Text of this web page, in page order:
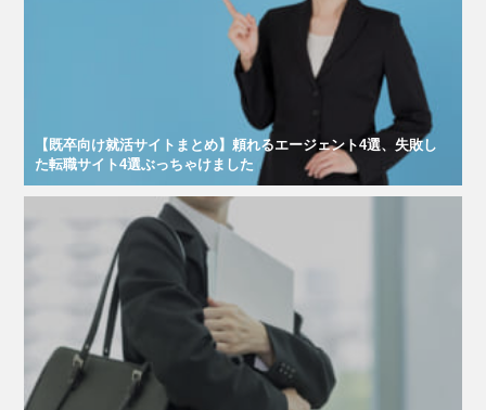
【既卒向け就活サイトまとめ】頼れるエージェント4選、失敗し
た転職サイト4選ぶっちゃけました